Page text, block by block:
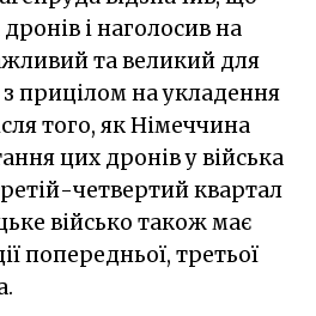
і наголосив на
та великий для
прицілом на укладення
того, як Німеччина
цих дронів у війська
четвертий квартал
військо також має
попередньої, третьої